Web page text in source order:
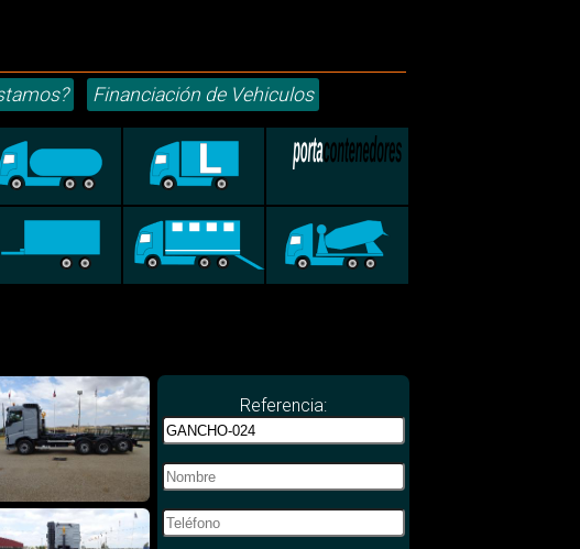
Financiación de Vehiculos
Referencia: